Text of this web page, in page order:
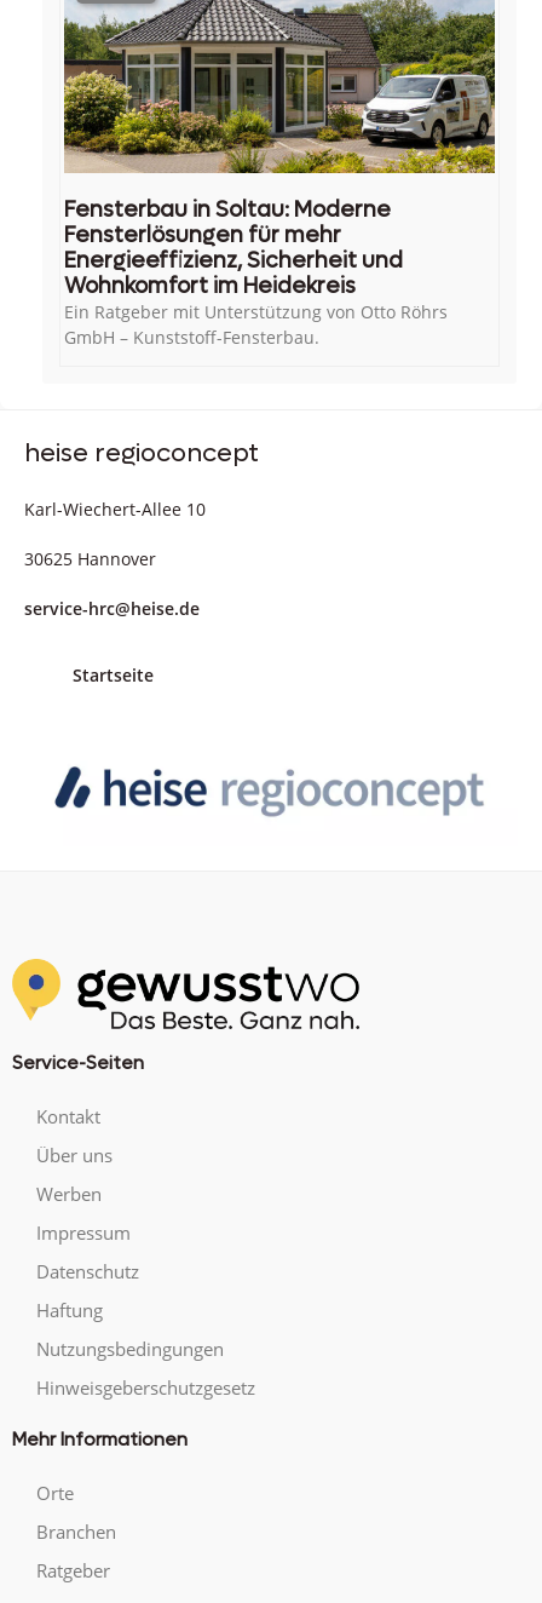
Fensterbau in Soltau: Moderne
Fensterlösungen für mehr
Energieeffizienz, Sicherheit und
Wohnkomfort im Heidekreis
Ein Ratgeber mit Unterstützung von Otto Röhrs
GmbH – Kunststoff-Fensterbau.
heise regioconcept
Karl-Wiechert-Allee 10
30625 Hannover
service-hrc@heise.de
Startseite
Service-Seiten
Kontakt
Über uns
Werben
Impressum
Datenschutz
Haftung
Nutzungsbedingungen
Hinweisgeberschutzgesetz
Mehr Informationen
Orte
Branchen
Ratgeber